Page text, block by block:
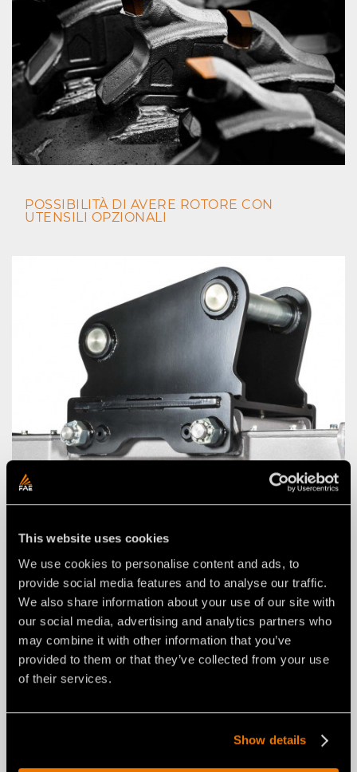
This website uses cookies
We use cookies to personalise content and ads, to
provide social media features and to analyse our traffic.
We also share information about your use of our site with
our social media, advertising and analytics partners who
may combine it with other information that you’ve
provided to them or that they’ve collected from your use
of their services.
Show details
POSSIBILITÀ DI AVERE ROTORE CON
UTENSILI OPZIONALI